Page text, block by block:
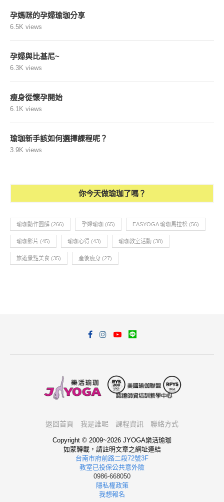
孕媽咪的孕婦瑜珈分享
6.5K views
孕婦與比基尼~
6.3K views
瘦身從懷孕開始
6.1K views
瑜珈新手該如何選擇課程呢？
3.9K views
你今天做瑜珈了嗎？
瑜珈動作圖解 (266) 孕婦瑜珈 (65) EASYOGA 瑜珈馬拉松 (56)
瑜珈影片 (45) 瑜珈心得 (43) 瑜珈教室活動 (38)
旅遊景點美食 (35) 產後瘦身 (27)
返回首頁 我是誰呢 課程資訊 聯絡方式
Copyright © 2009~2026 JYOGA樂活瑜珈
如蒙轉載，請註明文章之網址連結
台南市府前路二段72號3F
教室已投保公共意外險
0986-668050
隱私權政策
我想報名